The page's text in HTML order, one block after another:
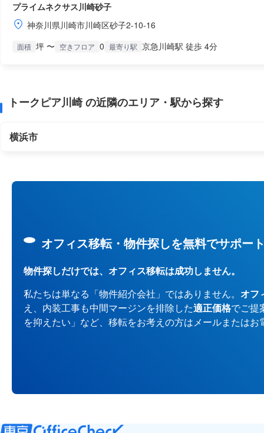
プライムネクサス川崎砂子
神奈川県川崎市川崎区砂子2-10-16
面積 坪 〜 空きフロア 0 最寄り駅 京急川崎駅 徒歩 4分
トークピア川崎 の近隣のエリア・駅から探す
横浜市
オフィス移転・物件探しを無料でサポー
物件探しだけでは、オフィス移転は成功しません。
私たちは単なる「物件紹介会社」ではありません。 オフ
え、内装工事も中間マージンを排除した適正価格でご提
を抑えたい」など、移転をお考えの方はメールまたは